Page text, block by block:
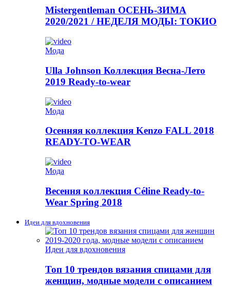
Mistergentleman ОСЕНЬ-ЗИМА
2020/2021 / НЕДЕЛЯ МОДЫ: ТОКИО
Мода
Ulla Johnson Коллекция Весна-Лето
2019 Ready-to-wear
Мода
Осенняя коллекция Kenzo FALL 2018
READY-TO-WEAR
Мода
Весення коллекция Céline Ready-to-
Wear Spring 2018
Идеи для вдохновения
Идеи для вдохновения
Топ 10 трендов вязания спицами для
женщин, модные модели с описанием